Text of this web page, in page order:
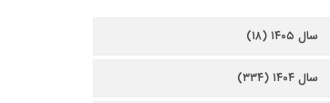
سال ۱۴۰۵ (۱۸)
سال ۱۴۰۴ (۳۳۴)